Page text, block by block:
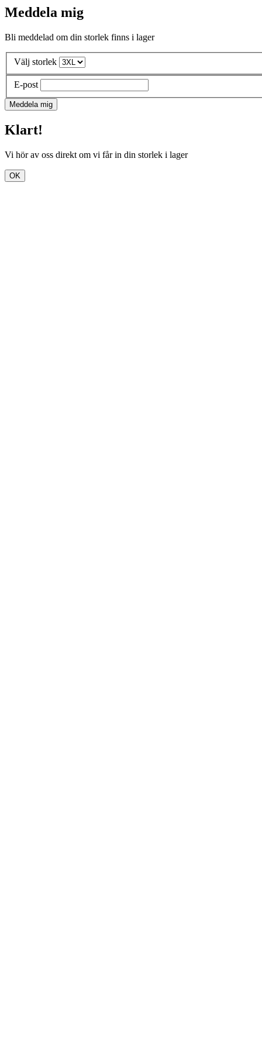
Meddela mig
Bli meddelad om din storlek finns i lager
Välj storlek
E-post
Meddela mig
Klart!
Vi hör av oss direkt om vi får in din storlek i lager
OK